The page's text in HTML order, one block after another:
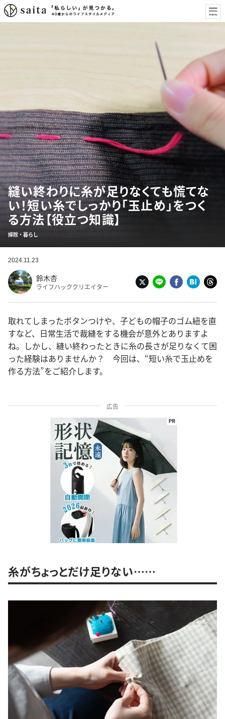
縫い終わりに糸が足りなくても慌てな
い！短い糸でしっかり「玉止め」をつく
る方法【役立つ知識】
掃除・暮らし
2024.11.23
鈴木杏
ライフハッククリエイター
取れてしまったボタンつけや、子どもの帽子のゴム紐を直
すなど、日常生活で裁縫をする機会が意外とありますよ
ね。しかし、縫い終わったときに糸の長さが足りなくて困
った経験はありませんか？ 今回は、“短い糸で玉止めを
作る方法”をご紹介します。
広告
糸がちょっとだけ足りない……